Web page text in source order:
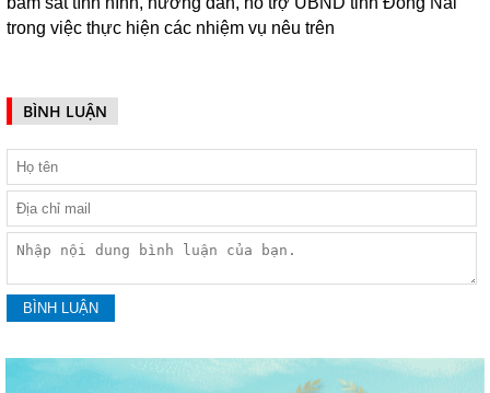
trong việc thực hiện các nhiệm vụ nêu trên
BÌNH LUẬN